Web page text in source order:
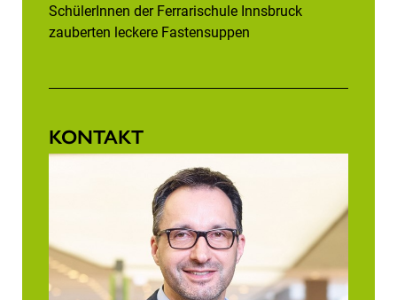
SchülerInnen der Ferrarischule Innsbruck
zauberten leckere Fastensuppen
KONTAKT